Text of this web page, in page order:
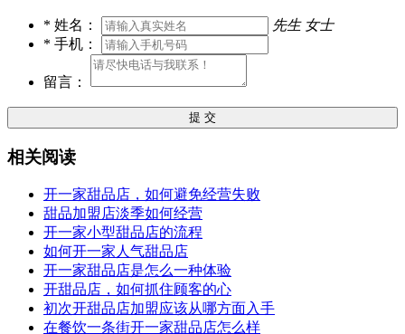
* 姓名： 先生 女士
* 手机：
留言：
提 交
相关阅读
开一家甜品店，如何避免经营失败
甜品加盟店淡季如何经营
开一家小型甜品店的流程
如何开一家人气甜品店
开一家甜品店是怎么一种体验
开甜品店，如何抓住顾客的心
初次开甜品店加盟应该从哪方面入手
在餐饮一条街开一家甜品店怎么样